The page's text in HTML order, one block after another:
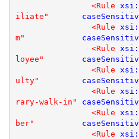
<Rule
iliate"
<Rule
m"
<Rule
loyee"
<Rule
ulty"
<Rule
rary-walk-in"
<Rule
ber"
<Rule